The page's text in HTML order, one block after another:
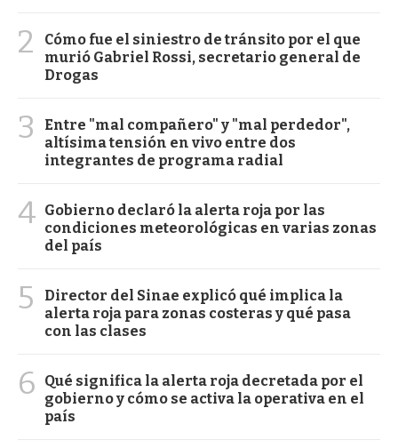
2
Cómo fue el siniestro de tránsito por el que
murió Gabriel Rossi, secretario general de
Drogas
3
Entre "mal compañero" y "mal perdedor",
altísima tensión en vivo entre dos
integrantes de programa radial
4 Gobierno declaró la alerta roja por las
condiciones meteorológicas en varias zonas
del país
5
Director del Sinae explicó qué implica la
alerta roja para zonas costeras y qué pasa
con las clases
6
Qué significa la alerta roja decretada por el
gobierno y cómo se activa la operativa en el
país